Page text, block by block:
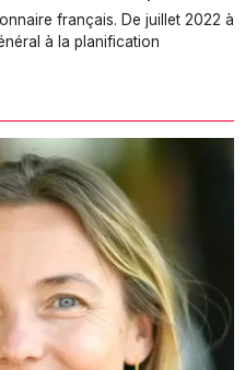
français. De juillet 2022 à
à la planification